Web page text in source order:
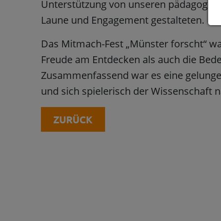
Unterstützung von unseren
Laune und Engagement gestalteten.
Das Mitmach-Fest „Münster forscht“
Freude am Entdecken als auch die
Zusammenfassend war es eine
und sich spielerisch der Wissenschaft
ZURÜCK